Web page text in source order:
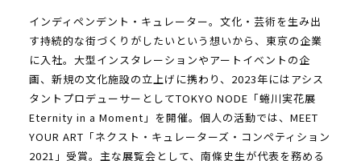
インディペンデント・キュレーター。文化・芸術を生み出
す持続的な街づくりがしたいという想いから、東京の企業
に入社。大型インスタレーションやアートイベントの企
画、新規の文化施設の立上げに携わり、2023年にはアシス
タントプロデューサーとしてTOKYO NODE「蜷川実花展
Eternity in a Moment」を開催。個人の活動では、MEET
YOUR ART「ネクスト・キュレーターズ・コンペティション
2021」受賞。主な展覧会として、南條史生が代表を務める